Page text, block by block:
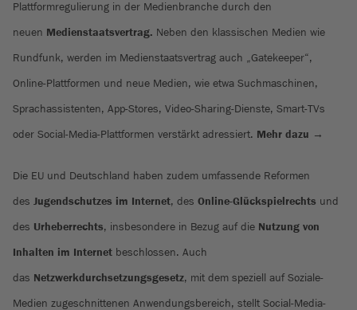
Plattformregulierung in der Medienbranche durch den
neuen Medienstaatsvertrag. Neben den klassischen Medien wie
Rundfunk, werden im Medienstaatsvertrag auch „Gatekeeper“,
Online-Plattformen und neue Medien, wie etwa Suchmaschinen,
Sprachassistenten, App-Stores, Video-Sharing-Dienste, Smart-TVs
oder Social-Media-Plattformen verstärkt adressiert. Mehr dazu →
Die EU und Deutschland haben zudem umfassende Reformen
des Jugendschutzes im Internet, des Online-Glückspielrechts und
des Urheberrechts, insbesondere in Bezug auf die Nutzung von
Inhalten im Internet beschlossen. Auch
das Netzwerkdurchsetzungsgesetz, mit dem speziell auf Soziale-
Medien zugeschnittenen Anwendungsbereich, stellt Social-Media-